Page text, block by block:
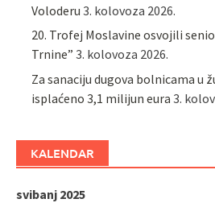
Voloderu 3. kolovoza 2026.
20. Trofej Moslavine osvojili
Trnine” 3. kolovoza 2026.
Za sanaciju dugova bolnicama u
isplaćeno 3,1 milijun eura 3.
KALENDAR
svibanj 2025